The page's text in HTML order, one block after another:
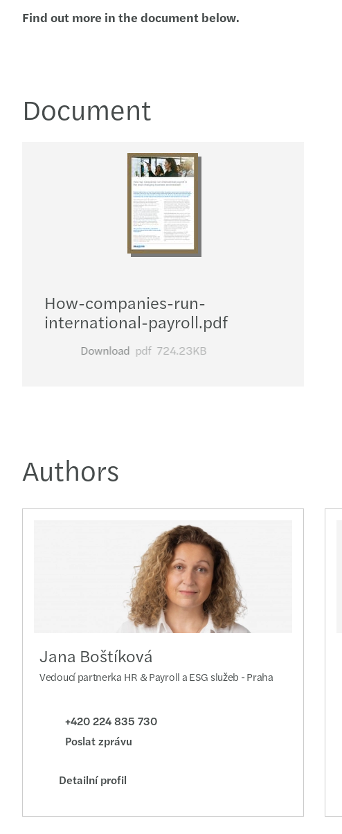
Find out more in the document below.
Document
How-companies-run-
international-payroll.pdf
Download pdf 724.23KB
Authors
Jana Boštíková
Vedoucí partnerka HR & Payroll a ESG služeb - Praha
+420 224 835 730
Poslat zprávu
Detailní profil